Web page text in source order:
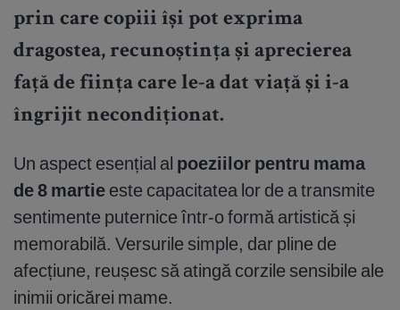
prin care copiii își pot exprima
dragostea, recunoștința și aprecierea
față de ființa care le-a dat viață și i-a
îngrijit necondiționat.
Un aspect esențial al poeziilor pentru mama
de 8 martie este capacitatea lor de a transmite
sentimente puternice într-o formă artistică și
memorabilă. Versurile simple, dar pline de
afecțiune, reușesc să atingă corzile sensibile ale
inimii oricărei mame.